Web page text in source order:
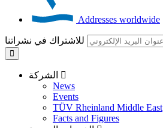
Addresses worldwide
News
Events
TÜV Rheinland Middle East
Facts and Figures